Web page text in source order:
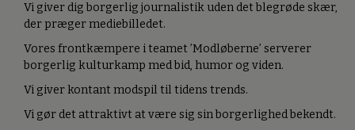
Vi giver dig borgerlig journalistik uden det blegrøde skær,
der præger mediebilledet.
Vores frontkæmpere i teamet ’Modløberne’ serverer
borgerlig kulturkamp med bid, humor og viden.
Vi giver kontant modspil til tidens trends.
Vi gør det attraktivt at være sig sin borgerlighed bekendt.